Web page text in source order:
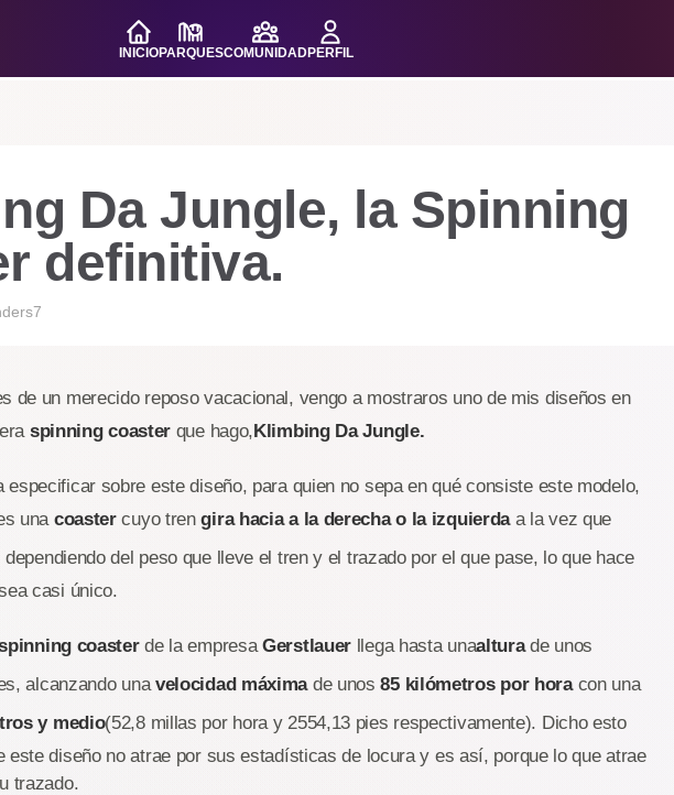
INICIOPARQUESCOMUNIDADPERFIL
Da Jungle, la Spinning
definitiva.
de un merecido reposo vacacional, vengo a mostraros uno de mis diseños en
spinning coaster que hago,Klimbing Da Jungle.
especificar sobre este diseño, para quien no sepa en qué consiste este modelo,
una coastercuyo trengira hacia a la derecha o la izquierdaa la vez que
dependiendo del peso que lleve el tren y el trazado por el que pase, lo que hace
casi único.
coasterde la empresaGerstlauer llega hasta unaalturade unos
alcanzando unavelocidad máximade unos85 kilómetros por horacon una
y medio(52,8 millas por hora y 2554,13 pies respectivamente). Dicho esto
este diseño no atrae por sus estadísticas de locura y es así, porque lo que atrae
trazado.